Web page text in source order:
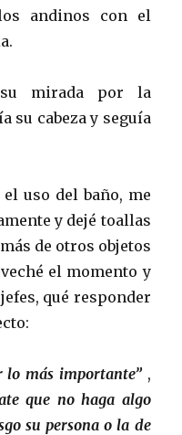
andinos con el
mirada por la
su cabeza y seguía
uso del baño, me
y dejé toallas
de otros objetos
el momento y
qué responder
lo más importante” ,
que no haga algo
su persona o la de